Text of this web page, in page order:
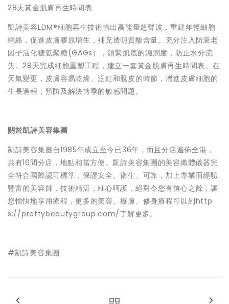
28天黃金肌膚再生時間表
凱詩美容LDM®細胞再生技術輸出高能量超聲波，重建年輕細胞
網絡，促進皮膚膠原增生，補充透明質酸含量。充分注入防衰老
因子活化糖氨聚糖(GAGs），鎖緊肌底的濕潤度，防止水分流
失。28天完成細胞重塑工程，建立一套黃金肌膚再生時間表。在
天氣變更，皮膚容易乾燥、泛紅和脫皮的時節，增進皮膚細胞的
生長過程，預防及解決轉季的敏感問題。
關於凱詩美容集團
凱詩美容集團自1985年成立至今已36年，而且分店遍佈全港，
共有16間分店，地點相當方便。凱詩美容集團的美容纖體儀器完
全符合國際認可標準，保證安全、衛生、可靠，加上專業而經驗
豐富的美容師，技術精湛，細心呵護，絕對令您有信心之餘，讓
您愉快地享用療程，更多的美容、療膚、修身療程可以到http
s://prettybeautygroup.com/了解更多。
#凱詩美容集團